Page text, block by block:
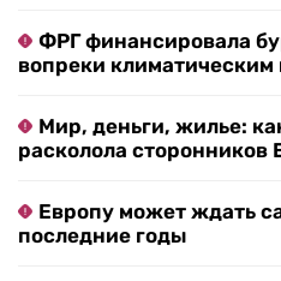
ФРГ финансировала
вопреки климатическим
Мир, деньги, жилье:
расколола
Европу может ждать
последние годы